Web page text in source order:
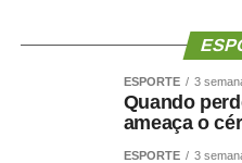
ESPORTE 3
Quando
ameaça o
ESPORTE 3